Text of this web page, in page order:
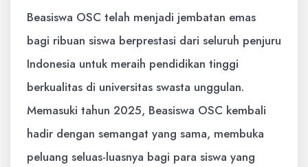
Beasiswa OSC telah menjadi jembatan emas
bagi ribuan siswa berprestasi dari seluruh penjuru
Indonesia untuk meraih pendidikan tinggi
berkualitas di universitas swasta unggulan.
Memasuki tahun 2025, Beasiswa OSC kembali
hadir dengan semangat yang sama, membuka
peluang seluas-luasnya bagi para siswa yang